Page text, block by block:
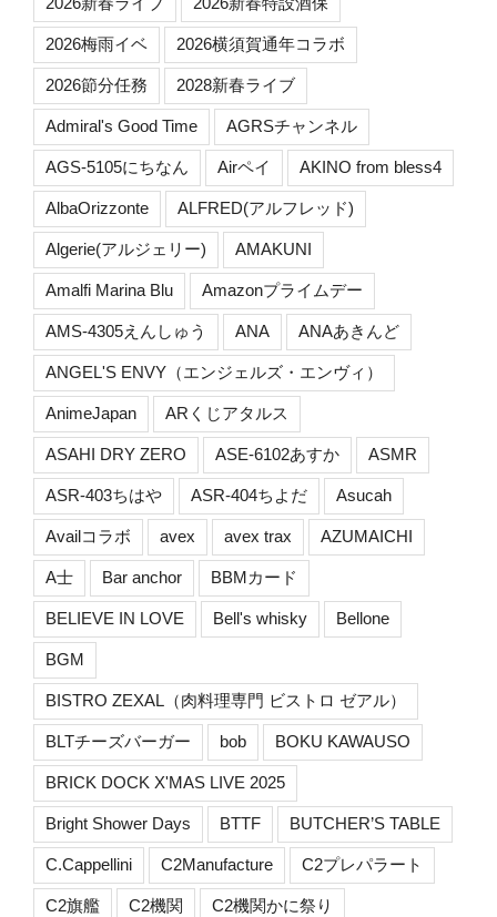
2026梅雨イベ 2026横須賀通年コラボ
2026節分任務 2028新春ライブ
Admiral's Good Time AGRSチャンネル
AGS-5105にちなん Airペイ AKINO from bless4
AlbaOrizzonte ALFRED(アルフレッド)
Algerie(アルジェリー) AMAKUNI
Amalfi Marina Blu Amazonプライムデー
AMS-4305えんしゅう ANA ANAあきんど
ANGEL'S ENVY（エンジェルズ・エンヴィ）
AnimeJapan ARくじアタルス
ASAHI DRY ZERO ASE-6102あすか ASMR
ASR-403ちはや ASR-404ちよだ Asucah
Availコラボ avex avex trax AZUMAICHI
A士 Bar anchor BBMカード
BELIEVE IN LOVE Bell's whisky Bellone
BGM
BISTRO ZEXAL（肉料理専門 ビストロ ゼアル）
BLTチーズバーガー bob BOKU KAWAUSO
BRICK DOCK X'MAS LIVE 2025
Bright Shower Days BTTF BUTCHER’S TABLE
C.Cappellini C2Manufacture C2プレパラート
C2旗艦 C2機関 C2機関かに祭り